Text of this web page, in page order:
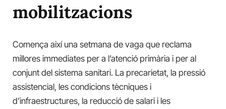
mobilitzacions
Comença així una setmana de vaga que reclama
millores immediates per a l’atenció primària i per al
conjunt del sistema sanitari. La precarietat, la pressió
assistencial, les condicions tècniques i
d’infraestructures, la reducció de salari i les